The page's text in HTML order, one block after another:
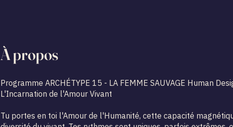
À propos
Programme ARCHÉTYPE 15 - LA FEMME SAUVAGE Human
L'Incarnation de l'Amour Vivant
Tu portes en toi l'Amour de l'Humanité, cette capacité